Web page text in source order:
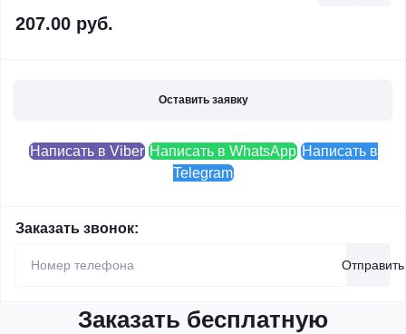
207.00 руб.
Оставить заявку
Написать в Viber Написать в WhatsApp Написать в
Telegram
Заказать звонок:
Отправить
Заказать бесплатную